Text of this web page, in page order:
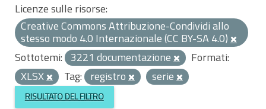
Licenze sulle risorse:
Creative Commons Attribuzione-Condividi allo
stesso modo 4.0 Internazionale (CC BY-SA 4.0)
Sottotemi: 3221 documentazione
Formati:
XLSX
Tag: registro serie
RISULTATO DEL FILTRO